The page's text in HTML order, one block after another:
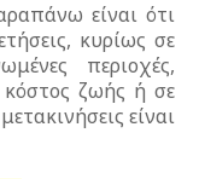
είναι ότι
κυρίως σε
περιοχές,
ζωής ή σε
είναι